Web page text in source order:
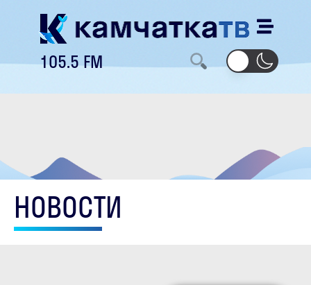
105.5 FM
НОВОСТИ